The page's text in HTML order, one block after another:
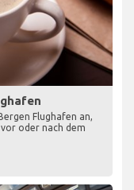
Flughafen an,
oder nach dem